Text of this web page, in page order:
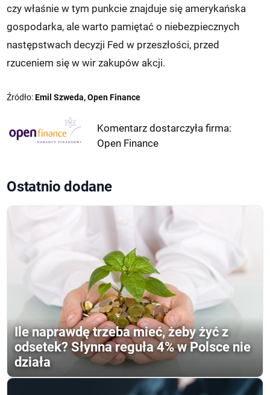
czy właśnie w tym punkcie znajduje się amerykańska
gospodarka, ale warto pamiętać o niebezpiecznych
następstwach decyzji Fed w przeszłości, przed
rzuceniem się w wir zakupów akcji.
Źródło:Emil Szweda, Open Finance
Komentarz dostarczyła firma:
Open Finance
Ostatnio dodane
Ile naprawdę trzeba mieć, żeby żyć z
odsetek? Słynna reguła 4% w Polsce nie
działa